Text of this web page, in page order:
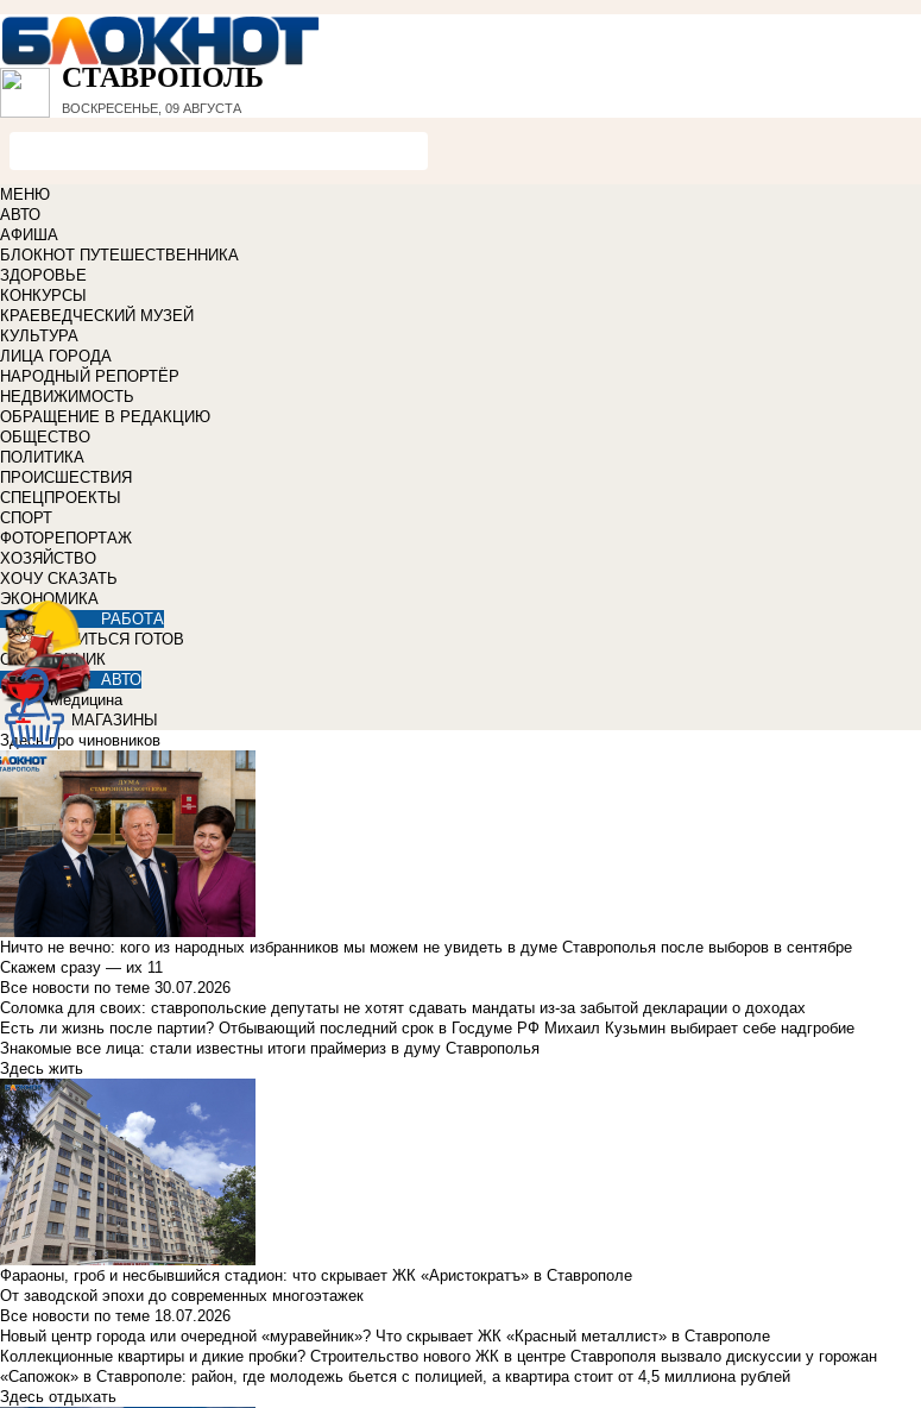
СТАВРОПОЛЬ
ВОСКРЕСЕНЬЕ, 09 АВГУСТА
МЕНЮ
АВТО
АФИША
БЛОКНОТ ПУТЕШЕСТВЕННИКА
ЗДОРОВЬЕ
КОНКУРСЫ
КРАЕВЕДЧЕСКИЙ МУЗЕЙ
КУЛЬТУРА
ЛИЦА ГОРОДА
НАРОДНЫЙ РЕПОРТЁР
НЕДВИЖИМОСТЬ
ОБРАЩЕНИЕ В РЕДАКЦИЮ
ОБЩЕСТВО
ПОЛИТИКА
ПРОИСШЕСТВИЯ
СПЕЦПРОЕКТЫ
СПОРТ
ФОТОРЕПОРТАЖ
ХОЗЯЙСТВО
ХОЧУ СКАЗАТЬ
ЭКОНОМИКА
РАБОТА
УЧИТЬСЯ ГОТОВ
СПРАВОЧНИК
АВТО
Медицина
МАГАЗИНЫ
Здесь про чиновников
Ничто не вечно: кого из народных избранников мы можем не увидеть в думе Ставрополья после выборов в сентябре
Скажем сразу — их 11
Все новости по теме 30.07.2026
Соломка для своих: ставропольские депутаты не хотят сдавать мандаты из-за забытой декларации о доходах
Есть ли жизнь после партии? Отбывающий последний срок в Госдуме РФ Михаил Кузьмин выбирает себе надгробие
Знакомые все лица: стали известны итоги праймериз в думу Ставрополья
Здесь жить
Фараоны, гроб и несбывшийся стадион: что скрывает ЖК «Аристократъ» в Ставрополе
От заводской эпохи до современных многоэтажек
Все новости по теме 18.07.2026
Новый центр города или очередной «муравейник»? Что скрывает ЖК «Красный металлист» в Ставрополе
Коллекционные квартиры и дикие пробки? Строительство нового ЖК в центре Ставрополя вызвало дискуссии у горожан
«Сапожок» в Ставрополе: район, где молодежь бьется с полицией, а квартира стоит от 4,5 миллиона рублей
Здесь отдыхать